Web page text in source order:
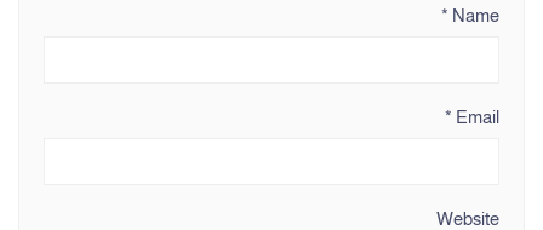
Name
*
Email
*
Website